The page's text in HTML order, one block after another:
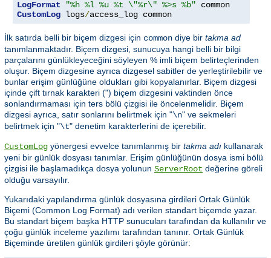
LogFormat "%h %l %u %t \"%r\" %>s %b"
CustomLog logs/access_log common
İlk satırda belli bir biçem dizgesi için common diye bir takma ad
tanımlanmaktadır. Biçem dizgesi, sunucuya hangi belli bir bilgi
parçalarını günlükleyeceğini söyleyen % imli biçem belirteçlerinden
oluşur. Biçem dizgesine ayrıca dizgesel sabitler de yerleştirilebilir ve
bunlar erişim günlüğüne oldukları gibi kopyalanırlar. Biçem dizgesi
içinde çift tırnak karakteri (") biçem dizgesini vaktinden önce
sonlandırmaması için ters bölü çizgisi ile öncelenmelidir. Biçem
dizgesi ayrıca, satır sonlarını belirtmek için "\n" ve sekmeleri
belirtmek için "\t" denetim karakterlerini de içerebilir.
CustomLog yönergesi evvelce tanımlanmış bir takma adı kullanarak
yeni bir günlük dosyası tanımlar. Erişim günlüğünün dosya ismi bölü
çizgisi ile başlamadıkça dosya yolunun ServerRoot değerine göreli
olduğu varsayılır.
Yukarıdaki yapılandırma günlük dosyasına girdileri Ortak Günlük
Biçemi (Common Log Format) adı verilen standart biçemde yazar.
Bu standart biçem başka HTTP sunucuları tarafından da kullanılır ve
çoğu günlük inceleme yazılımı tarafından tanınır. Ortak Günlük
Biçeminde üretilen günlük girdileri şöyle görünür: